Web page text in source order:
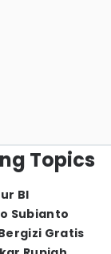
Topics
BI
Subianto
Gratis